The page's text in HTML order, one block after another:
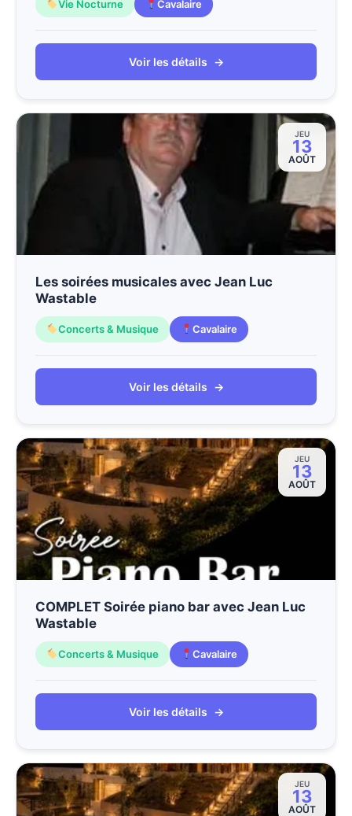
Vie Nocturne Cavalaire
Voir les détails →
JEU
13
AOÛT
Les soirées musicales avec Jean Luc
Wastable
Concerts & Musique Cavalaire
Voir les détails →
JEU
13
AOÛT
COMPLET Soirée piano bar avec Jean Luc
Wastable
Concerts & Musique Cavalaire
Voir les détails →
JEU
13
AOÛT